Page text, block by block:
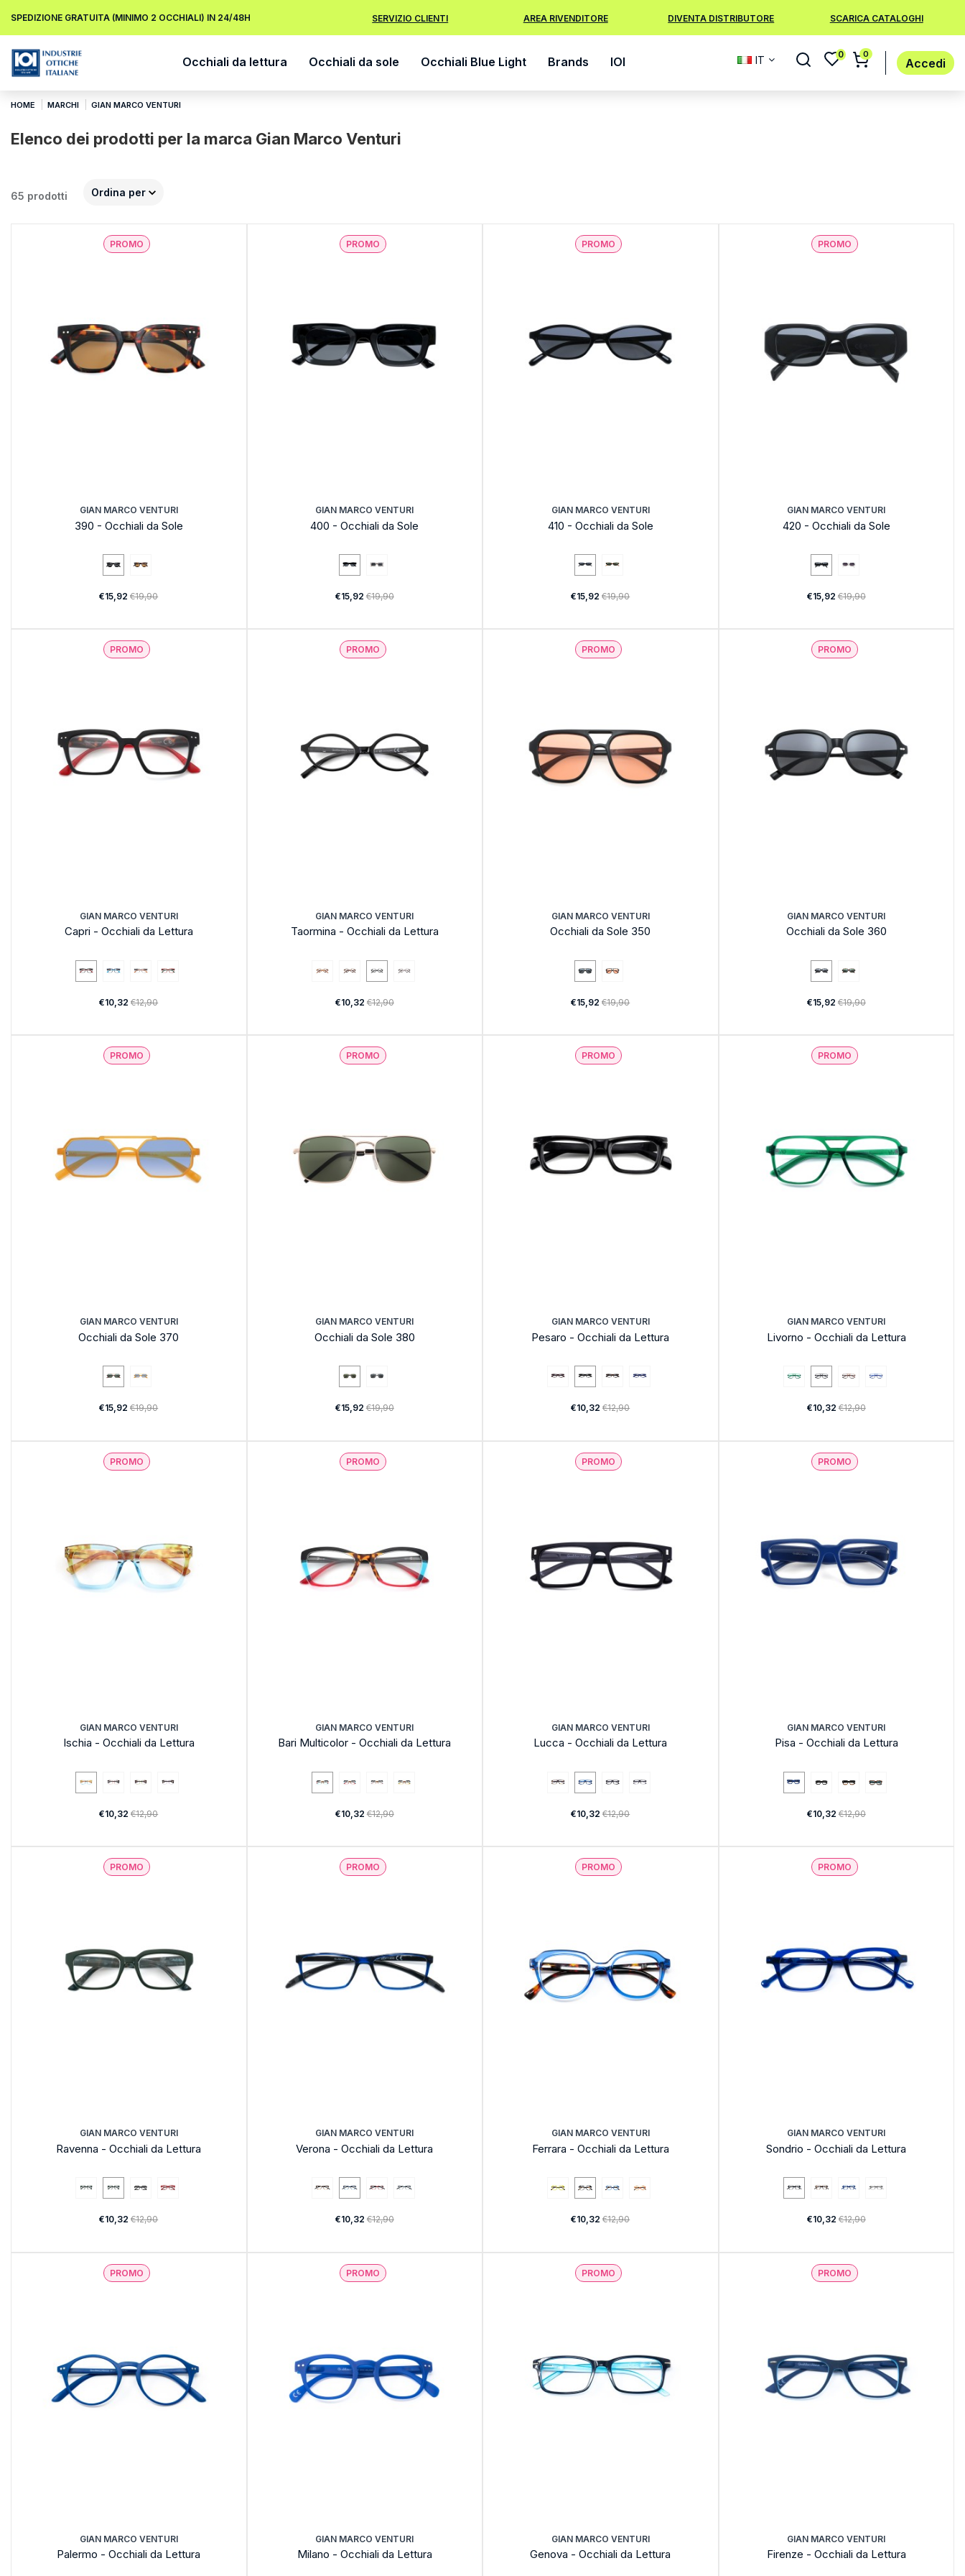
SPEDIZIONE GRATUITA (MINIMO 2 OCCHIALI) IN 24/48H SERVIZIO CLIENTI AREA RIVENDITORE DIVENTA DISTRIBUTORE SCARICA CATALOGHI
Occhiali da lettura Occhiali da sole Occhiali Blue Light Brands IOI IT 0 0
Accedi
HOME MARCHI GIAN MARCO VENTURI
Elenco dei prodotti per la marca Gian Marco Venturi
65 prodotti Ordina per
PROMO
GIAN MARCO VENTURI
390 - Occhiali da Sole
€15,92€19,90
PROMO
GIAN MARCO VENTURI
400 - Occhiali da Sole
€15,92€19,90
PROMO
GIAN MARCO VENTURI
410 - Occhiali da Sole
€15,92€19,90
PROMO
GIAN MARCO VENTURI
420 - Occhiali da Sole
€15,92€19,90
PROMO
GIAN MARCO VENTURI
Capri - Occhiali da Lettura
€10,32€12,90
PROMO
GIAN MARCO VENTURI
Taormina - Occhiali da Lettura
€10,32€12,90
PROMO
GIAN MARCO VENTURI
Occhiali da Sole 350
€15,92€19,90
PROMO
GIAN MARCO VENTURI
Occhiali da Sole 360
€15,92€19,90
PROMO
GIAN MARCO VENTURI
Occhiali da Sole 370
€15,92€19,90
PROMO
GIAN MARCO VENTURI
Occhiali da Sole 380
€15,92€19,90
PROMO
GIAN MARCO VENTURI
Pesaro - Occhiali da Lettura
€10,32€12,90
PROMO
GIAN MARCO VENTURI
Livorno - Occhiali da Lettura
€10,32€12,90
PROMO
GIAN MARCO VENTURI
Ischia - Occhiali da Lettura
€10,32€12,90
PROMO
GIAN MARCO VENTURI
Bari Multicolor - Occhiali da Lettura
€10,32€12,90
PROMO
GIAN MARCO VENTURI
Lucca - Occhiali da Lettura
€10,32€12,90
PROMO
GIAN MARCO VENTURI
Pisa - Occhiali da Lettura
€10,32€12,90
PROMO
GIAN MARCO VENTURI
Ravenna - Occhiali da Lettura
€10,32€12,90
PROMO
GIAN MARCO VENTURI
Verona - Occhiali da Lettura
€10,32€12,90
PROMO
GIAN MARCO VENTURI
Ferrara - Occhiali da Lettura
€10,32€12,90
PROMO
GIAN MARCO VENTURI
Sondrio - Occhiali da Lettura
€10,32€12,90
PROMO
GIAN MARCO VENTURI
Palermo - Occhiali da Lettura
PROMO
GIAN MARCO VENTURI
Milano - Occhiali da Lettura
PROMO
GIAN MARCO VENTURI
Genova - Occhiali da Lettura
PROMO
GIAN MARCO VENTURI
Firenze - Occhiali da Lettura